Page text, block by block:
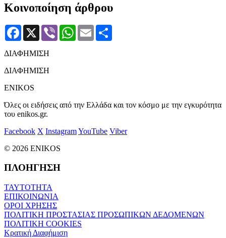
Κοινοποίηση άρθρου
Facebook
X Viber WhatsApp
Email
ΔΙΑΦΗΜΙΣΗ
ΔΙΑΦΗΜΙΣΗ
ENIKOS
Όλες οι ειδήσεις από την Ελλάδα και τον κόσμο με την εγκυρότητα
του enikos.gr.
Facebook X InstagramYouTube Viber
© 2026 ENIKOS
ΠΛΟΗΓΗΣΗ
ΤΑΥΤΟΤΗΤΑ
ΕΠΙΚΟΙΝΩΝΙΑ
ΟΡΟΙ ΧΡΗΣΗΣ
ΠΟΛΙΤΙΚΗ ΠΡΟΣΤΑΣΙΑΣ ΠΡΟΣΩΠΙΚΩΝ ΔΕΔΟΜΕΝΩΝ
ΠΟΛΙΤΙΚΗ COOKIES
Κρατική Διαφήμιση